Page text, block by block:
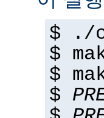
$ ./
$
$
$